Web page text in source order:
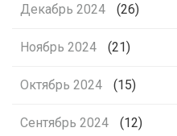
Декабрь 2024 (26)
Ноябрь 2024 (21)
Октябрь 2024 (15)
Сентябрь 2024 (12)